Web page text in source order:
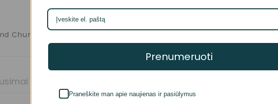
Chunky spalvos gali šiek tiek skirtis nuo tikrosios siūlų spalvos.
Prenumeruoti
Praneškite man apie naujienas ir pasiūlymus